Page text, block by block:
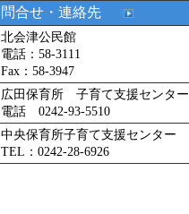
問合せ・連絡先
北会津公民館
電話：58-3111
Fax：58-3947
広田保育所 子育て支援センター
電話 0242-93-5510
中央保育所子育て支援センター
TEL：0242-28-6926